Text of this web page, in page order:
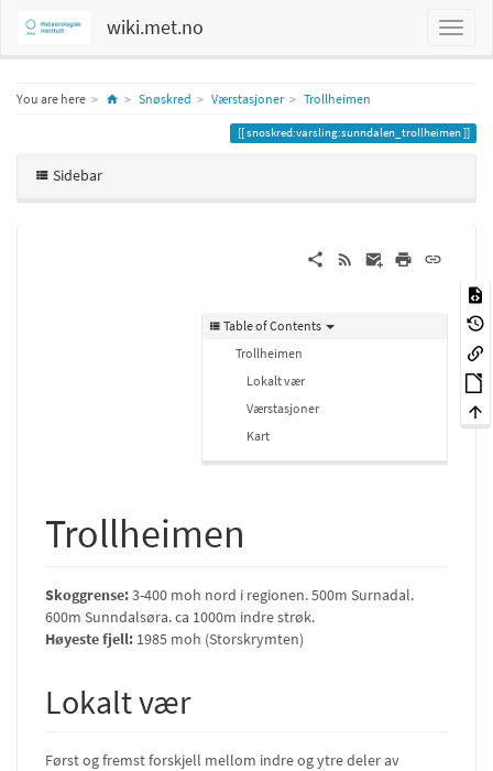
wiki.met.no
You are here HomeSnøskred Værstasjoner Trollheimen
snoskred:varsling:sunndalen_trollheimen
Sidebar
Table of Contents
Trollheimen
Lokalt vær
Værstasjoner
Kart
Trollheimen
Skoggrense:3-400 moh nord i regionen. 500m Surnadal.
600m Sunndalsøra. ca 1000m indre strøk.
Høyeste fjell: 1985 moh (Storskrymten)
Lokalt vær
Først og fremst forskjell mellom indre og ytre deler av